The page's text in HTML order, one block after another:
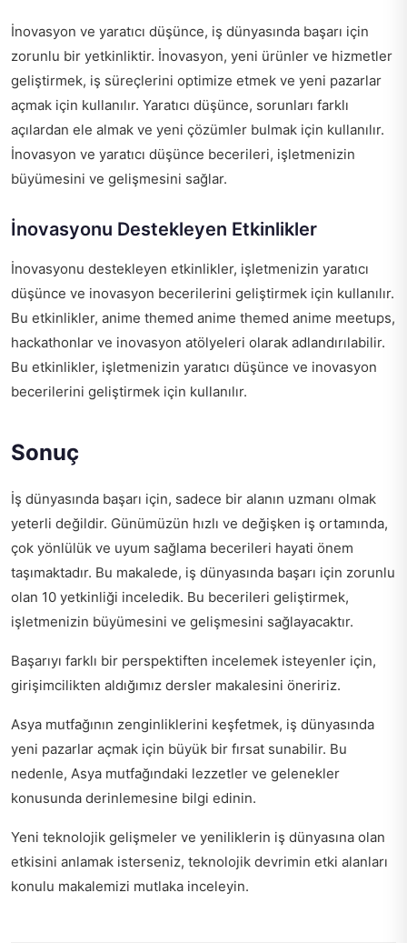
İnovasyon ve yaratıcı düşünce, iş dünyasında başarı için
zorunlu bir yetkinliktir. İnovasyon, yeni ürünler ve hizmetler
geliştirmek, iş süreçlerini optimize etmek ve yeni pazarlar
açmak için kullanılır. Yaratıcı düşünce, sorunları farklı
açılardan ele almak ve yeni çözümler bulmak için kullanılır.
İnovasyon ve yaratıcı düşünce becerileri, işletmenizin
büyümesini ve gelişmesini sağlar.
İnovasyonu Destekleyen Etkinlikler
İnovasyonu destekleyen etkinlikler, işletmenizin yaratıcı
düşünce ve inovasyon becerilerini geliştirmek için kullanılır.
Bu etkinlikler, anime themed anime themed anime meetups,
hackathonlar ve inovasyon atölyeleri olarak adlandırılabilir.
Bu etkinlikler, işletmenizin yaratıcı düşünce ve inovasyon
becerilerini geliştirmek için kullanılır.
Sonuç
İş dünyasında başarı için, sadece bir alanın uzmanı olmak
yeterli değildir. Günümüzün hızlı ve değişken iş ortamında,
çok yönlülük ve uyum sağlama becerileri hayati önem
taşımaktadır. Bu makalede, iş dünyasında başarı için zorunlu
olan 10 yetkinliği inceledik. Bu becerileri geliştirmek,
işletmenizin büyümesini ve gelişmesini sağlayacaktır.
Başarıyı farklı bir perspektiften incelemek isteyenler için,
girişimcilikten aldığımız dersler makalesini öneririz.
Asya mutfağının zenginliklerini keşfetmek, iş dünyasında
yeni pazarlar açmak için büyük bir fırsat sunabilir. Bu
nedenle, Asya mutfağındaki lezzetler ve gelenekler
konusunda derinlemesine bilgi edinin.
Yeni teknolojik gelişmeler ve yeniliklerin iş dünyasına olan
etkisini anlamak isterseniz, teknolojik devrimin etki alanları
konulu makalemizi mutlaka inceleyin.